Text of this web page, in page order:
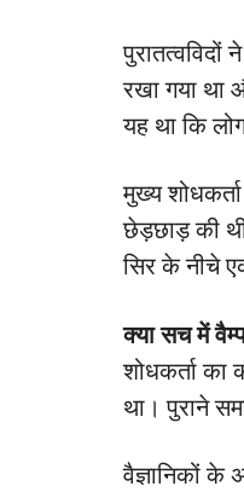
रखा गया था
यह था कि
मुख्य
छेड़छाड़ की
सिर के नीचे
क्या सच में
शोधकर्ता का
था। पुराने
वैज्ञानिकों